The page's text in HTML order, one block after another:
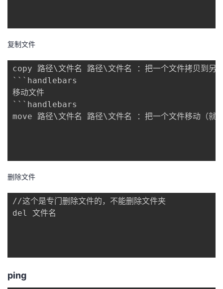
证
实
的
藏
持
建
复制文件
copy 路径\文件名 路径\文件名 ：把一个文件拷贝到另
```handlebars
移动文件
```handlebars
move 路径\文件名 路径\文件名 ：把一个文件移动（就
删除文件
//这个是专门删除文件的，不能删除文件夹
del 文件名
ping